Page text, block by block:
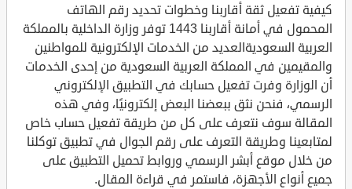
كيفية تفعيل ثقة أقاربنا وخطوات تحديد رقم الهاتف
المحمول في أمانة أقاربنا 1443 توفر وزارة الداخلية بالمملكة
العربية السعوديةالعديد من الخدمات الإلكترونية للمواطنين
والمقيمين في المملكة العربية السعودية من إحدى الخدمات
أن الوزارة وفرت تفعيل حسابك في التطبيق الإلكتروني
الرسمي، فنحن نثق ببعضنا البعض إلكترونيًا، وفي هذه
المقالة سوف نتعرف على كل من طريقة تفعيل حساب خاص
لمتابعينا وطريقة التعرف على رقم الجوال في تطبيق توكلنا
من خلال موقع أبشر الرسمي وروابط تحميل التطبيق على
جميع أنواع الأجهزة، فاستمر في قراءة المقال.